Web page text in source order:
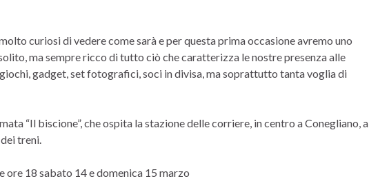
curiosi di vedere come sarà e per questa prima occasione avremo uno
ma sempre ricco di tutto ciò che caratterizza le nostre presenza alle
gadget, set fotografici, soci in divisa, ma soprattutto tanta voglia di
“Il biscione”, che ospita la stazione delle corriere, in centro a Conegliano, a
treni.
ore 18 sabato 14 e domenica 15 marzo